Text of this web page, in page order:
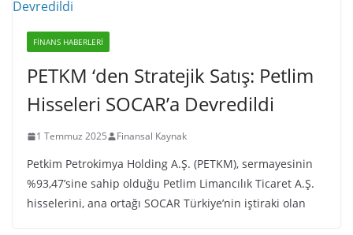
FINANS HABERLERI
PETKM ‘den Stratejik Satış: Petlim
Hisseleri SOCAR’a Devredildi
1 Temmuz 2025 Finansal Kaynak
Petkim Petrokimya Holding A.Ş. (PETKM), sermayesinin
%93,47’sine sahip olduğu Petlim Limancılık Ticaret A.Ş.
hisselerini, ana ortağı SOCAR Türkiye’nin iştiraki olan